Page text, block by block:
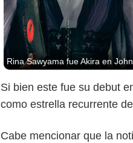
Rina Sawyama fue Akira en
Si bien este fue su debut
como estrella recurrente
Cabe mencionar que la